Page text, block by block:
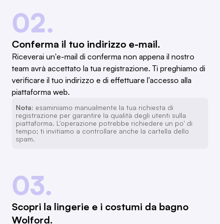
02.
Conferma il tuo indirizzo e-mail.
Riceverai un'e-mail di conferma non appena il nostro
team avrà accettato la tua registrazione. Ti preghiamo di
verificare il tuo indirizzo e di effettuare l'accesso alla
piattaforma web.
Nota: esaminiamo manualmente la tua richiesta di
registrazione per garantire la qualità degli utenti sulla
piattaforma. L'operazione potrebbe richiedere un po' di
tempo; ti invitiamo a controllare anche la cartella dello
spam.
03.
Scopri la lingerie e i costumi da bagno
Wolford.